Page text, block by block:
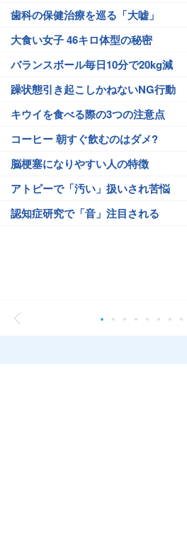
歯科の保健治療を巡る「大嘘」
大食い女子 46キロ体型の秘密
バランスボール毎日10分で20kg減
躁状態引き起こしかねないNG行動
キウイを食べる際の3つの注意点
コーヒー 朝すぐ飲むのはダメ?
脳梗塞になりやすい人の特徴
アトピーで「汚い」扱いされ苦悩
認知症研究で「音」注目される